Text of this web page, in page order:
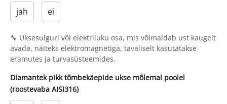
jah ei
🔧 Uksesulguri või elektriluku osa, mis võimaldab ust kaugelt
avada, näiteks elektromagnetiga, tavaliselt kasutatakse
eramutes ja turvasüsteemides.
Diamantek pikk tõmbekäepide ukse mõlemal poolel
(roostevaba AISI316)